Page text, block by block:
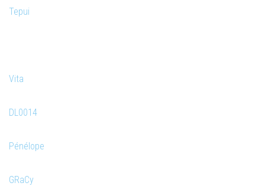
Tepui
Vita
DL0014
Pénélope
GRaCy